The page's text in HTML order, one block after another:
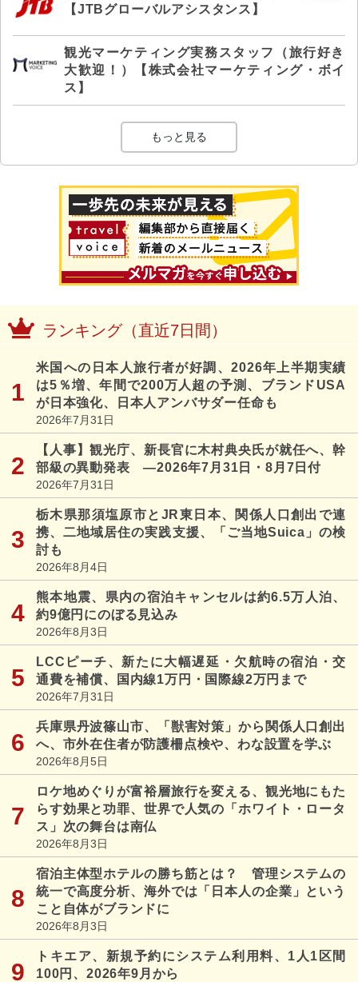
【JTBグローバルアシスタンス】
観光マーケティング実務スタッフ（旅行好き
大歓迎！）【株式会社マーケティング・ボイ
ス】
もっと見る
ランキング（直近7日間）
米国への日本人旅行者が好調、2026年上半期実績
は5％増、年間で200万人超の予測、ブランドUSA
が日本強化、日本人アンバサダー任命も
2026年7月31日
【人事】観光庁、新長官に木村典央氏が就任へ、幹
部級の異動発表 ―2026年7月31日・8月7日付
2026年7月31日
栃木県那須塩原市とJR東日本、関係人口創出で連
携、二地域居住の実践支援、「ご当地Suica」の検
討も
2026年8月4日
熊本地震、県内の宿泊キャンセルは約6.5万人泊、
約9億円にのぼる見込み
2026年8月3日
LCCピーチ、新たに大幅遅延・欠航時の宿泊・交
通費を補償、国内線1万円・国際線2万円まで
2026年7月31日
兵庫県丹波篠山市、「獣害対策」から関係人口創出
へ、市外在住者が防護柵点検や、わな設置を学ぶ
2026年8月5日
ロケ地めぐりが富裕層旅行を変える、観光地にもた
らす効果と功罪、世界で人気の「ホワイト・ロータ
ス」次の舞台は南仏
2026年8月3日
宿泊主体型ホテルの勝ち筋とは？ 管理システムの
統一で高度分析、海外では「日本人の企業」という
こと自体がブランドに
2026年8月3日
トキエア、新規予約にシステム利用料、1人1区間
100円、2026年9月から